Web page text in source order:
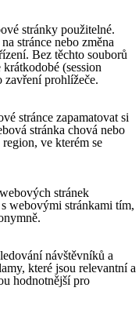
stránky použitelné.
stránce nebo změna
Bez těchto souborů
(session
zavření prohlížeče.
stránce zapamatovat si
stránka chová nebo
ve kterém se
stránek
webovými stránkami tím,
návštěvníků a
které jsou relevantní a
hodnotnější pro